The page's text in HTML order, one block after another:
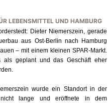
LEBENSMITTEL UND HAMBURG
Dieter Niemerszein, gerade
aus Ost-Berlin nach Hamburg
– mit einem kleinen SPAR-Markt.
als geplant und das Geschäft eher
wurde ein Standort in der
nicht lange und eröffnete in dem